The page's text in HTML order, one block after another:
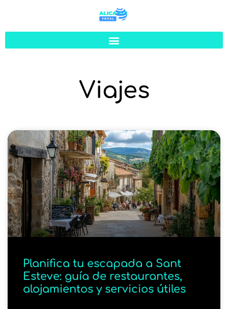
Viajes
Planifica tu escapada a Sant
Esteve: guía de restaurantes,
alojamientos y servicios útiles